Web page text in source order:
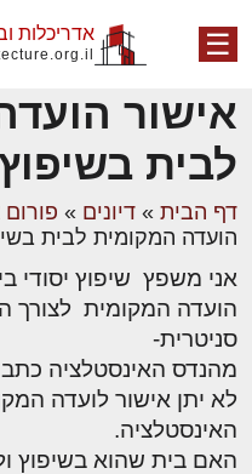
☰ אדריכלות
אישור
לבית
דף הבית » דיונים » פורום
הועדה המקומית לבית
אני משפץ שיפוץ יסודי
הועדה המקומית לצורך
סניטרית-
מהנדס האינסטלציה כתב
לא יתן אישור לועדה
האינסטלציה.